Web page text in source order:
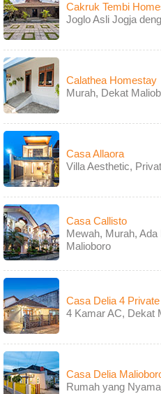
Cakruk Tembi
Joglo Asli Jogja
Calathea Homestay
Murah, Dekat
Casa Allaora
Villa Aesthetic,
Casa Callisto
Mewah, Murah,
Malioboro
Casa Delia 4
4 Kamar AC, Dekat
Casa Delia
Rumah yang